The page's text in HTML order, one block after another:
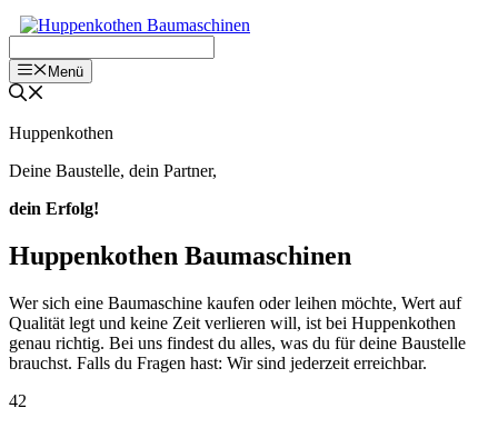
Menü
Huppenkothen
Deine Baustelle, dein Partner,
dein Erfolg!
Huppenkothen Baumaschinen
Wer sich eine Baumaschine kaufen oder leihen möchte, Wert auf
Qualität legt und keine Zeit verlieren will, ist bei Huppenkothen
genau richtig. Bei uns findest du alles, was du für deine Baustelle
brauchst. Falls du Fragen hast: Wir sind jederzeit erreichbar.
42